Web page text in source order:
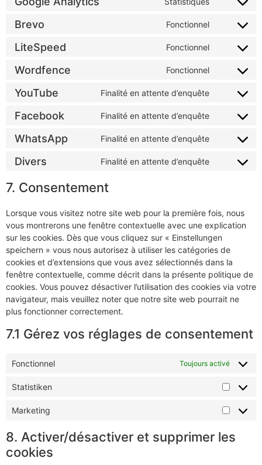
Brevo Fonctionnel
LiteSpeed Fonctionnel
Wordfence Fonctionnel
YouTube Finalité en attente d’enquête
Facebook Finalité en attente d’enquête
WhatsApp Finalité en attente d’enquête
Divers Finalité en attente d’enquête
7. Consentement
Lorsque vous visitez notre site web pour la première fois, nous
vous montrerons une fenêtre contextuelle avec une explication
sur les cookies. Dès que vous cliquez sur « Einstellungen
speichern » vous nous autorisez à utiliser les catégories de
cookies et d’extensions que vous avez sélectionnés dans la
fenêtre contextuelle, comme décrit dans la présente politique de
cookies. Vous pouvez désactiver l’utilisation des cookies via votre
navigateur, mais veuillez noter que notre site web pourrait ne
plus fonctionner correctement.
7.1 Gérez vos réglages de consentement
Fonctionnel Toujours activé
Statistiken
Marketing
8. Activer/désactiver et supprimer les
cookies